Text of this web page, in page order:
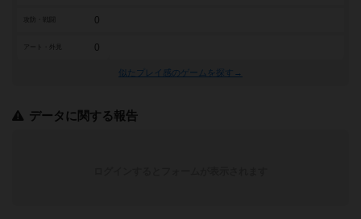
0
アート・外見 0
似たプレイ感のゲームを探す→
データに関する報告